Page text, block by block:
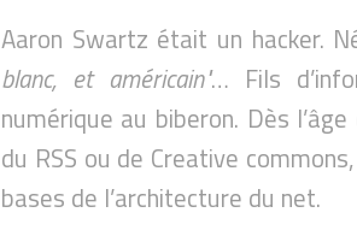
Aaron Swartz était un hacker.
blanc, et américain"… Fils
numérique au biberon. Dès
du RSS ou de Creative
bases de l’architecture du net.